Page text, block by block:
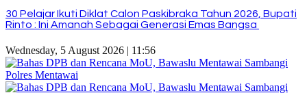
30 Pelajar Ikuti Diklat Calon Paskibraka Tahun 2026, Bupati
Rinto : Ini Amanah Sebagai Generasi Emas Bangsa
Wednesday, 5 August 2026 | 11:56